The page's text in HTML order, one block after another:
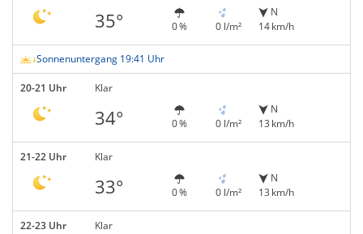
35° 0 % 0 l/m²
N
14 km/h
Sonnenuntergang 19:41 Uhr
20-21 Uhr Klar
34° 0 % 0 l/m²
N
13 km/h
21-22 Uhr Klar
33° 0 % 0 l/m²
N
13 km/h
22-23 Uhr Klar